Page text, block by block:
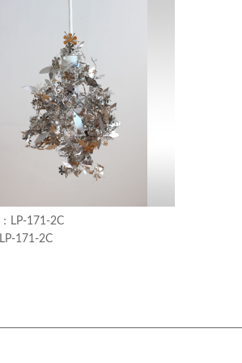
LP-171-2C
LP-171-2C